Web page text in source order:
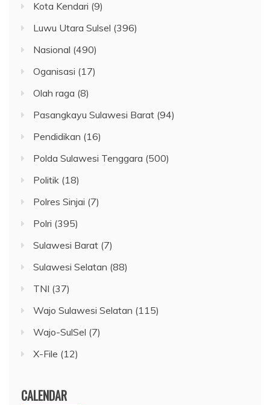
Kota Kendari (9)
Luwu Utara Sulsel (396)
Nasional (490)
Oganisasi (17)
Olah raga (8)
Pasangkayu Sulawesi Barat (94)
Pendidikan (16)
Polda Sulawesi Tenggara (500)
Politik (18)
Polres Sinjai (7)
Polri (395)
Sulawesi Barat (7)
Sulawesi Selatan (88)
TNI (37)
Wajo Sulawesi Selatan (115)
Wajo-SulSel (7)
X-File (12)
CALENDAR